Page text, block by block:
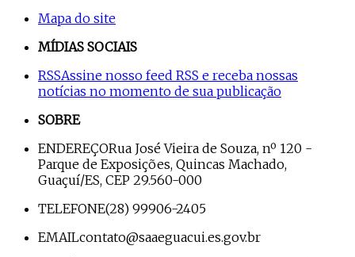
Mapa do site
MÍDIAS SOCIAIS
RSSAssine nosso feed RSS e receba nossas
notícias no momento de sua publicação
SOBRE
ENDEREÇORua José Vieira de Souza, nº 120 -
Parque de Exposições, Quincas Machado,
Guaçuí/ES, CEP 29.560-000
TELEFONE(28) 99906-2405
EMAILcontato@saaeguacui.es.gov.br